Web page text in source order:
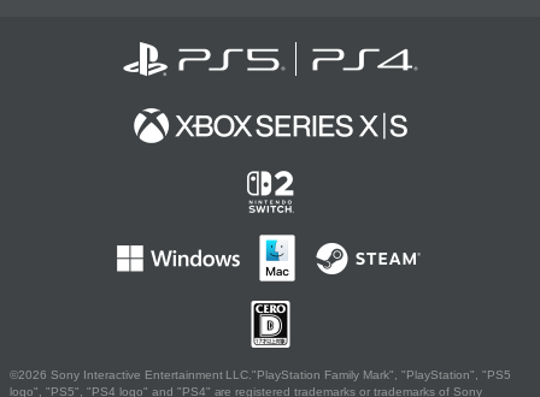
©2026 Sony Interactive Entertainment LLC."PlayStation Family Mark", "PlayStation", "PS5
logo", "PS5", "PS4 logo" and "PS4" are registered trademarks or trademarks of Sony